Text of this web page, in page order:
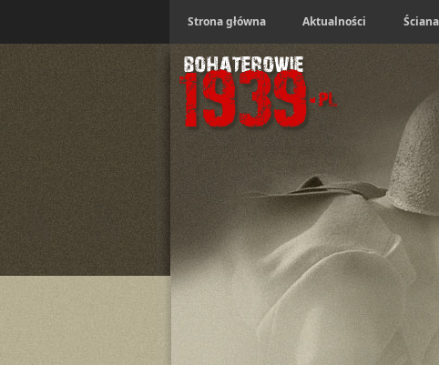
Strona główna Aktualności